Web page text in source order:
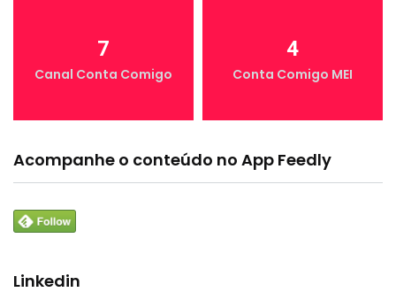
7
Canal Conta Comigo
4
Conta Comigo MEI
Acompanhe o conteúdo no App Feedly
Linkedin